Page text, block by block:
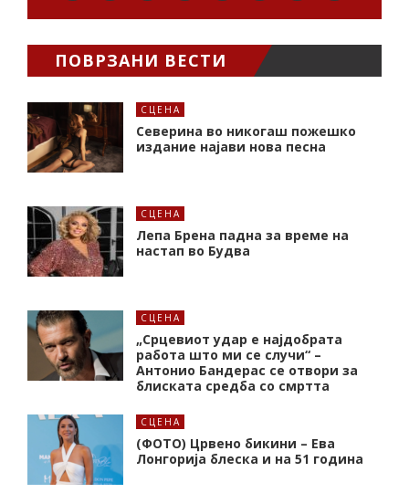
ПОВРЗАНИ ВЕСТИ
СЦЕНА
Северина во никогаш пожешко
издание најави нова песна
СЦЕНА
Лепа Брена падна за време на
настап во Будва
СЦЕНА
„Срцевиот удар е најдобрата
работа што ми се случи“ –
Антонио Бандерас се отвори за
блиската средба со смртта
СЦЕНА
(ФОТО) Црвено бикини – Ева
Лонгорија блеска и на 51 година